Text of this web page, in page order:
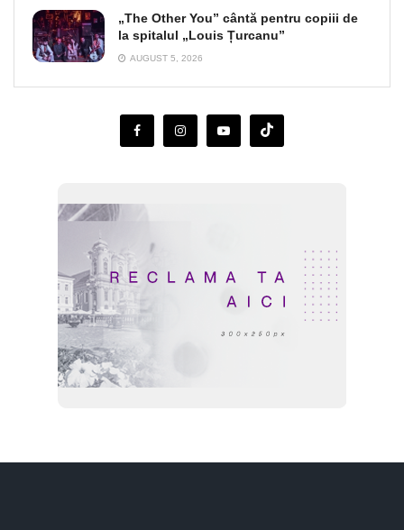
„The Other You” cântă pentru copiii de
la spitalul „Louis Țurcanu”
AUGUST 5, 2026